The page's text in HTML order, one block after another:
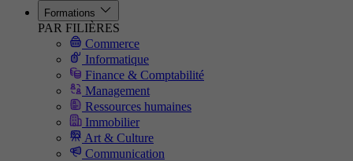
Formations
PAR FILIÈRES
Commerce
Informatique
Finance & Comptabilité
Management
Ressources humaines
Immobilier
Art & Culture
Communication